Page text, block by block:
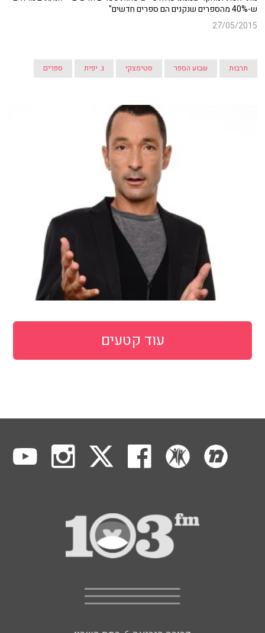
ש-40% מהספרים שנקנים הם ספרים חדשים"
27/05/2015
תרבות שבוע הספר סטימצקי ג. יפית ספרים
עוד קטעים